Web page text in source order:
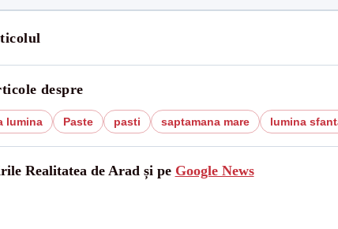
despre
lumina Paste pasti saptamana mare lumina
Realitatea de Arad și pe Google News